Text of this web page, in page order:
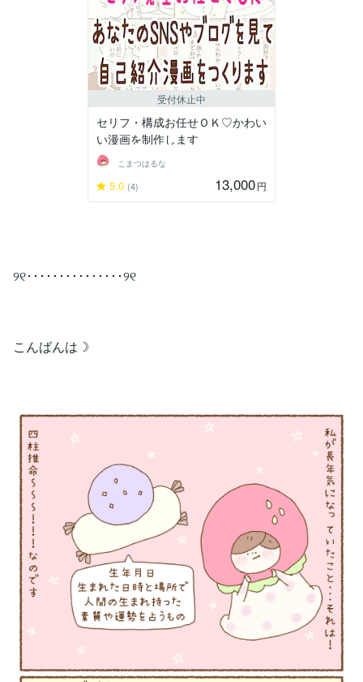
受付休止中
セリフ・構成お任せＯＫ♡かわい
い漫画を制作します
こまつはるな
5.0 (4) 13,000円
୨୧･･･････････････୨୧
こんばんは☽